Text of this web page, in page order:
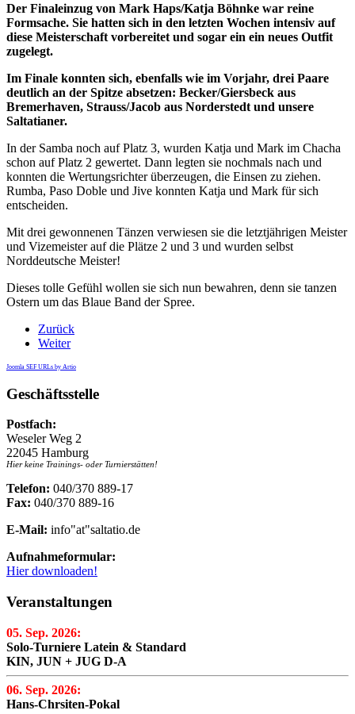
Der Finaleinzug von Mark Haps/Katja Böhnke war reine
Formsache. Sie hatten sich in den letzten Wochen intensiv auf
diese Meisterschaft vorbereitet und sogar ein ein neues Outfit
zugelegt.
Im Finale konnten sich, ebenfalls wie im Vorjahr, drei Paare
deutlich an der Spitze absetzen: Becker/Giersbeck aus
Bremerhaven, Strauss/Jacob aus Norderstedt und unsere
Saltatianer.
In der Samba noch auf Platz 3, wurden Katja und Mark im Chacha
schon auf Platz 2 gewertet. Dann legten sie nochmals nach und
konnten die Wertungsrichter überzeugen, die Einsen zu ziehen.
Rumba, Paso Doble und Jive konnten Katja und Mark für sich
entscheiden.
Mit drei gewonnenen Tänzen verwiesen sie die letztjährigen Meister
und Vizemeister auf die Plätze 2 und 3 und wurden selbst
Norddeutsche Meister!
Dieses tolle Gefühl wollen sie sich nun bewahren, denn sie tanzen
Ostern um das Blaue Band der Spree.
Zurück
Weiter
Joomla SEF URLs by Artio
Geschäftsstelle
Postfach:
Weseler Weg 2
22045 Hamburg
Hier keine Trainings- oder Turnierstätten!
Telefon: 040/370 889-17
Fax: 040/370 889-16
E-Mail: info"at"saltatio.de
Aufnahmeformular:
Hier downloaden!
Veranstaltungen
05. Sep. 2026:
Solo-Turniere Latein & Standard
KIN, JUN + JUG D-A
06. Sep. 2026:
Hans-Chrsiten-Pokal